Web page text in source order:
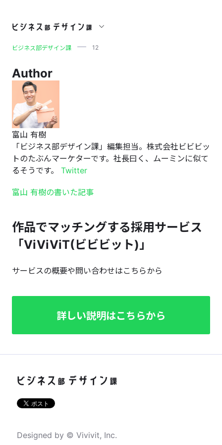
12
ビジネス部デザイン課 12
Author
富山 有樹
「ビジネス部デザイン課」編集担当。株式会社ビビビッ
トのたぶんマーケターです。社長曰く、ムーミンに似て
るそうです。 Twitter
富山 有樹の書いた記事
作品でマッチングする採用サービス
「ViViViT(ビビビット)」
サービスの概要や問い合わせはこちらから
詳しい説明はこちらから
Designed by © Vivivit, Inc.